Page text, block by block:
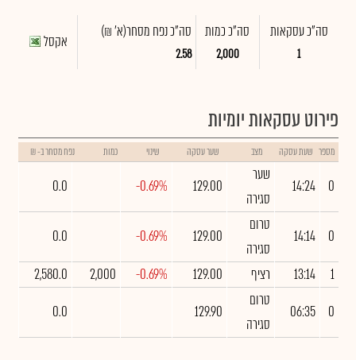
סה"כ עסקאות
1
סה"כ כמות
2,000
סה"כ נפח מסחר(א' ₪)
2.58
אקסל
פירוט עסקאות יומיות
מספר שעת עסקה מצב שער עסקה שינוי כמות נפח מסחר ב- ₪
0
14:24
שער
סגירה
129.00
-0.69%
0.0
0
14:14
טרום
סגירה
129.00
-0.69%
0.0
1
13:14 רציף 129.00
-0.69%
2,000
2,580.0
0
06:35
טרום
סגירה
129.90
0.0